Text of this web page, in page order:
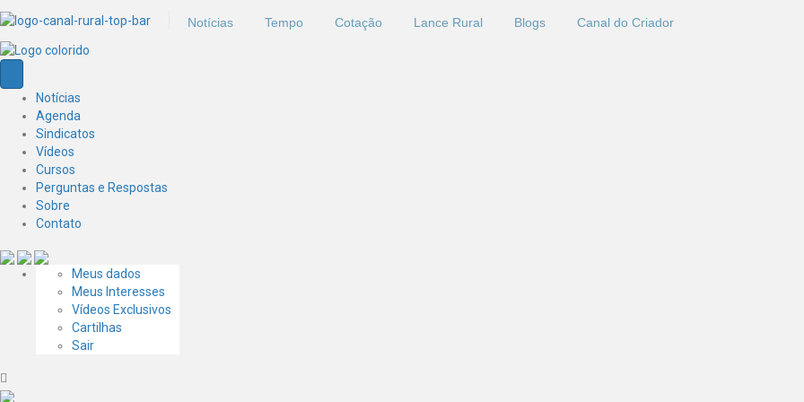
Notícias Tempo Cotação Lance Rural Blogs Canal do Criador
Notícias
Agenda
Sindicatos
Vídeos
Cursos
Perguntas e Respostas
Sobre
Contato
Meus dados
Meus Interesses
Vídeos Exclusivos
Cartilhas
Sair